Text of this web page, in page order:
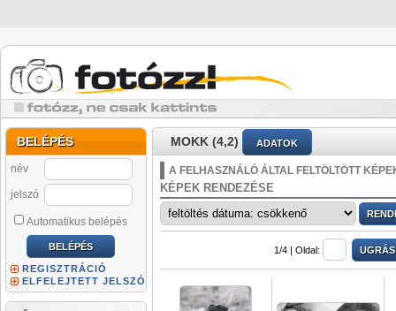
BELÉPÉS
név
jelszó
Automatikus belépés
REGISZTRÁCIÓ
ELFELEJTETT JELSZÓ
MOKK (4,2) ADATOK
A FELHASZNÁLÓ ÁLTAL FELTÖLTÖTT
KÉPEK RENDEZÉSE
1/4 | Oldal: